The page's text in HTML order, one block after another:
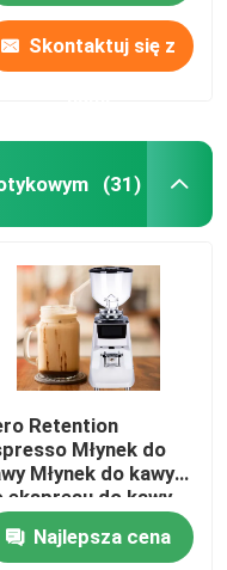
Skontaktuj się z
(31)
Retention
Młynek do
Młynek do kawy
ekspresu do kawy
Najlepsza cena